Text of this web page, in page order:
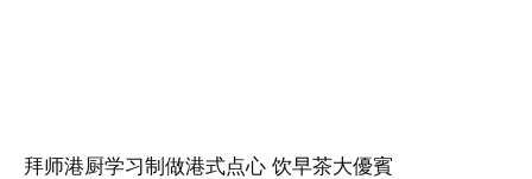
拜师港厨学习制做港式点心 饮早茶大優賓